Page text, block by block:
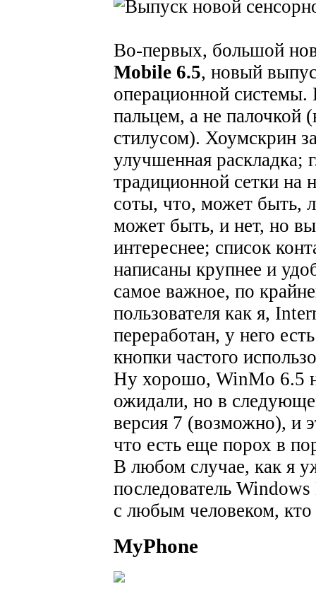
Во-первых, большой
Mobile 6.5, новый
операционной
пальцем, а не
стилусом). Хоумскрин
улучшенная раскладка;
традиционной сетки
соты, что, может быть,
может быть, и нет, но
интереснее; список
написаны крупнее и
самое важное, по
пользователя как я,
переработан, у него
кнопки частого
Ну хорошо, WinMo 6.5
ожидали, но в
версия 7 (возможно), и
что есть еще порох в
В любом случае, как я
последователь
с любым человеком,
MyPhone